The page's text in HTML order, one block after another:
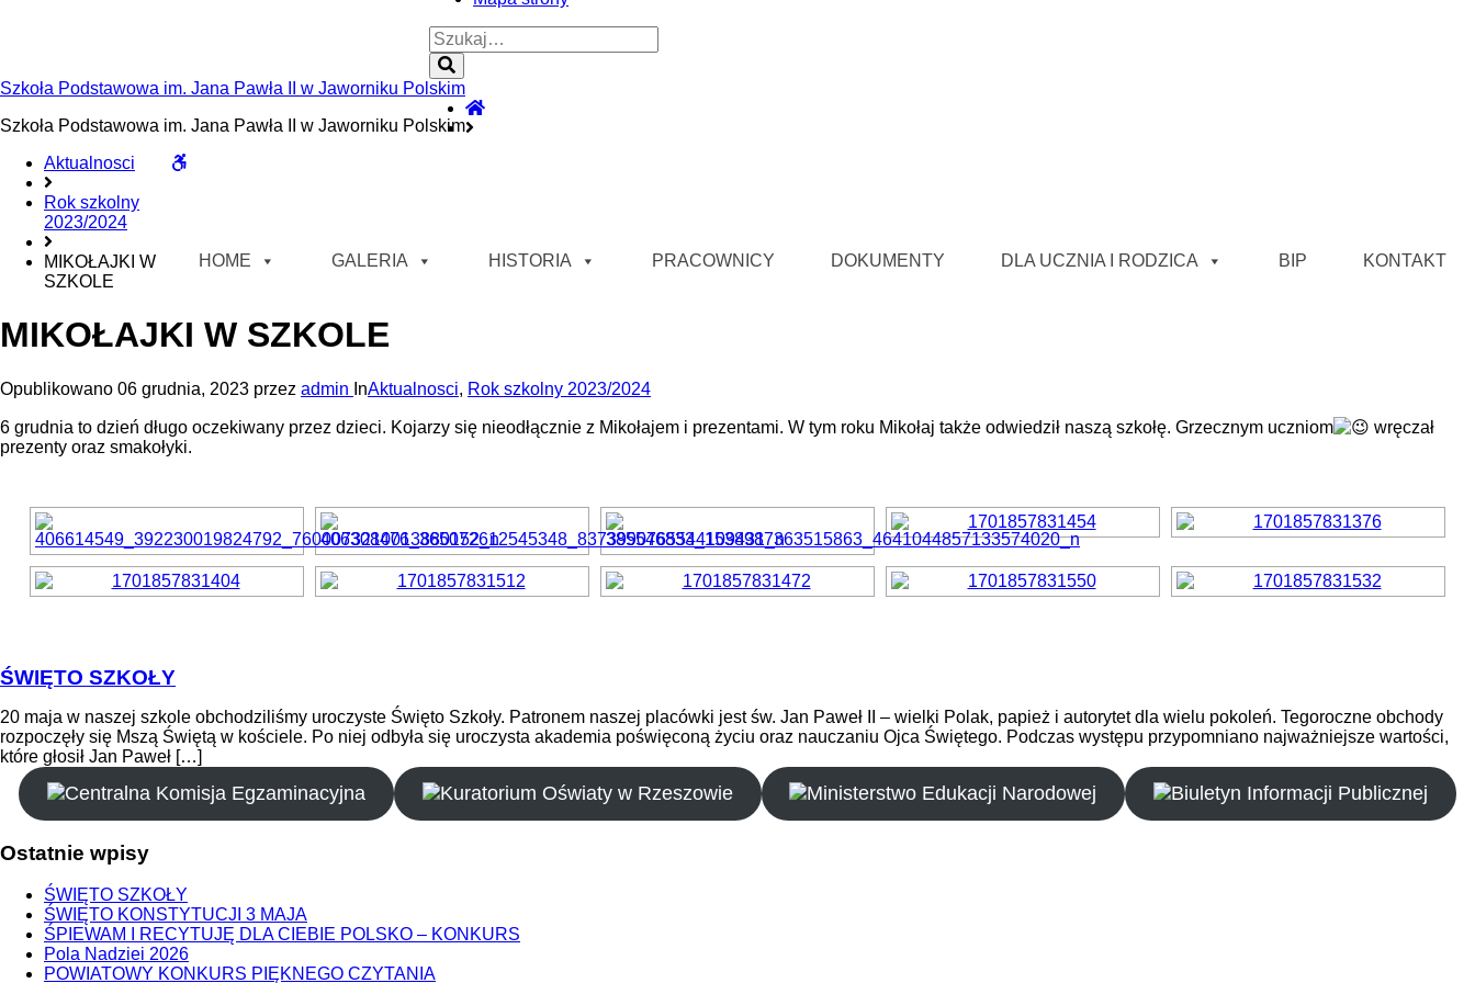
Szukaj:
Szkoła Podstawowa im. Jana Pawła II w Jaworniku Polskim
Szkoła Podstawowa im. Jana Pawła II w Jaworniku Polskim
WCAG buttons
HOME GALERIA HISTORIA PRACOWNICY DOKUMENTY DLA UCZNIA I RODZICA BIP KONTAKT
Home
Aktualnosci
Rok szkolny
2023/2024
MIKOŁAJKI W
SZKOLE
MIKOŁAJKI W SZKOLE
Opublikowano 06 grudnia, 2023 przez admin InAktualnosci, Rok szkolny 2023/2024
6 grudnia to dzień długo oczekiwany przez dzieci. Kojarzy się nieodłącznie z Mikołajem i prezentami. W tym roku Mikołaj także odwiedził naszą szkołę. Grzecznym uczniom
wręczał
prezenty oraz smakołyki.
ŚWIĘTO SZKOŁY
20 maja w naszej szkole obchodziliśmy uroczyste Święto Szkoły. Patronem naszej placówki jest św. Jan Paweł II – wielki Polak, papież i autorytet dla wielu pokoleń. Tegoroczne obchody
rozpoczęły się Mszą Świętą w kościele. Po niej odbyła się uroczysta akademia poświęconą życiu oraz nauczaniu Ojca Świętego. Podczas występu przypomniano najważniejsze wartości,
które głosił Jan Paweł […]
Ostatnie wpisy
ŚWIĘTO SZKOŁY
ŚWIĘTO KONSTYTUCJI 3 MAJA
ŚPIEWAM I RECYTUJĘ DLA CIEBIE POLSKO – KONKURS
Pola Nadziei 2026
POWIATOWY KONKURS PIĘKNEGO CZYTANIA